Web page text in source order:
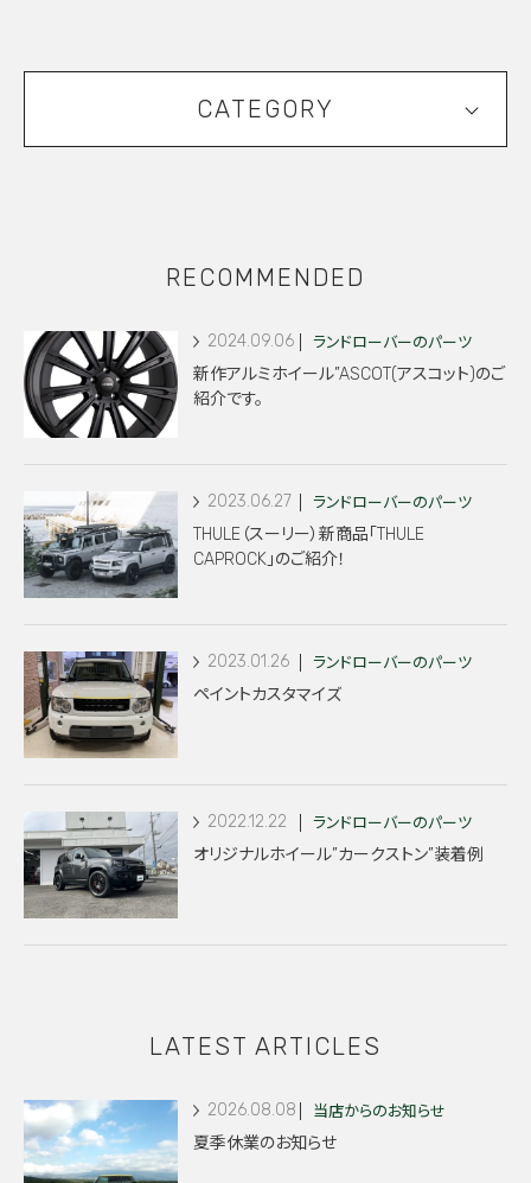
CATEGORY
RECOMMENDED
2024.09.06 ランドローバーのパーツ
新作アルミホイール”ASCOT(アスコット)のご
紹介です。
2023.06.27 ランドローバーのパーツ
THULE（スーリー）新商品「THULE
CAPROCK」のご紹介！
2023.01.26 ランドローバーのパーツ
ペイントカスタマイズ
2022.12.22 ランドローバーのパーツ
オリジナルホイール”カークストン”装着例
LATEST ARTICLES
2026.08.08 当店からのお知らせ
夏季休業のお知らせ